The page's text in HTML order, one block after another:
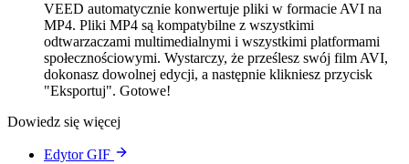
VEED automatycznie konwertuje pliki w formacie AVI na
MP4. Pliki MP4 są kompatybilne z wszystkimi
odtwarzaczami multimedialnymi i wszystkimi platformami
społecznościowymi. Wystarczy, że prześlesz swój film AVI,
dokonasz dowolnej edycji, a następnie klikniesz przycisk
"Eksportuj". Gotowe!
Dowiedz się więcej
Edytor GIF